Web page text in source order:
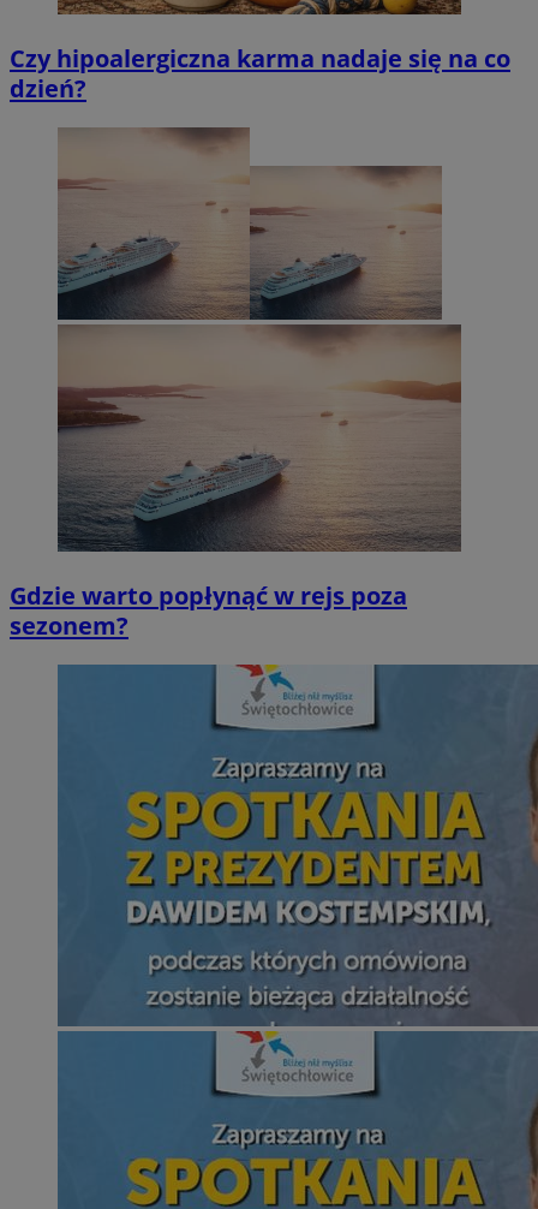
Czy hipoalergiczna karma nadaje się na co
dzień?
Gdzie warto popłynąć w rejs poza
sezonem?